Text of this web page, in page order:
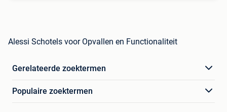
Alessi Schotels voor Opvallen en Functionaliteit
Gerelateerde zoektermen
Populaire zoektermen